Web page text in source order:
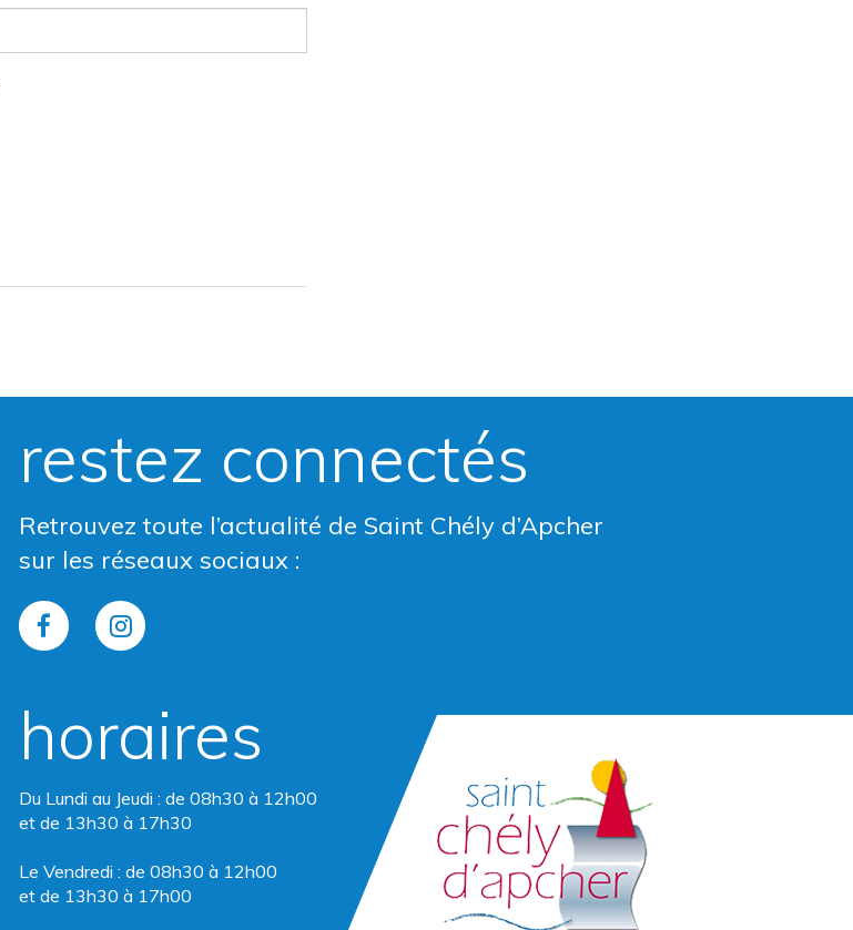
restez connectés
Retrouvez toute l’actualité de Saint Chély d’Apcher
sur les réseaux sociaux :
Lien
le
Facebook
Lien
le
Instagram
horaires
Du Lundi au Jeudi : de 08h30 à 12h00
et de 13h30 à 17h30
Le Vendredi : de 08h30 à 12h00
et de 13h30 à 17h00